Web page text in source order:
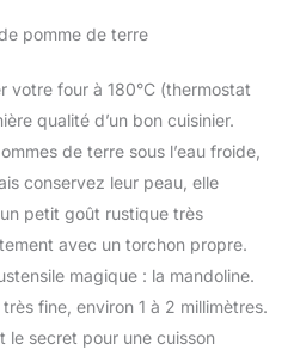
pomme de terre
votre four à 180°C (thermostat
qualité d’un bon cuisinier.
de terre sous l’eau froide,
conservez leur peau, elle
petit goût rustique très
avec un torchon propre.
magique : la mandoline.
fine, environ 1 à 2 millimètres.
le secret pour une cuisson